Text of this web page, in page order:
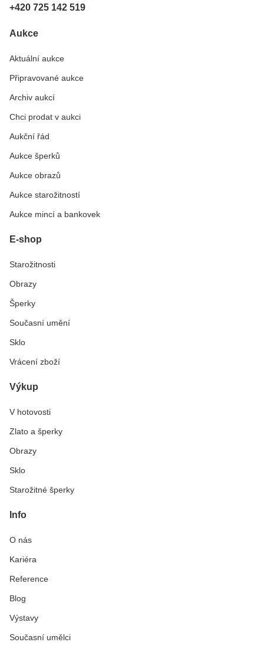
+420 725 142 519
Aukce
Aktuální aukce
Připravované aukce
Archiv aukcí
Chci prodat v aukci
Aukční řád
Aukce šperků
Aukce obrazů
Aukce starožitností
Aukce mincí a bankovek
E-shop
Starožitnosti
Obrazy
Šperky
Současní umění
Sklo
Vrácení zboží
Výkup
V hotovosti
Zlato a šperky
Obrazy
Sklo
Starožitné šperky
Info
O nás
Kariéra
Reference
Blog
Výstavy
Současní umělci